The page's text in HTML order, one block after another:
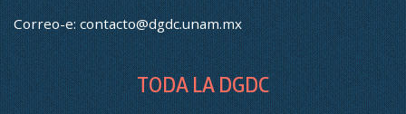
Correo-e:contacto@dgdc.unam.mx
TODA LA DGDC